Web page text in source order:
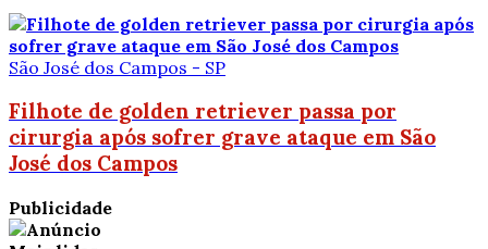
São José dos Campos - SP
Filhote de golden retriever passa por
cirurgia após sofrer grave ataque em São
José dos Campos
Publicidade